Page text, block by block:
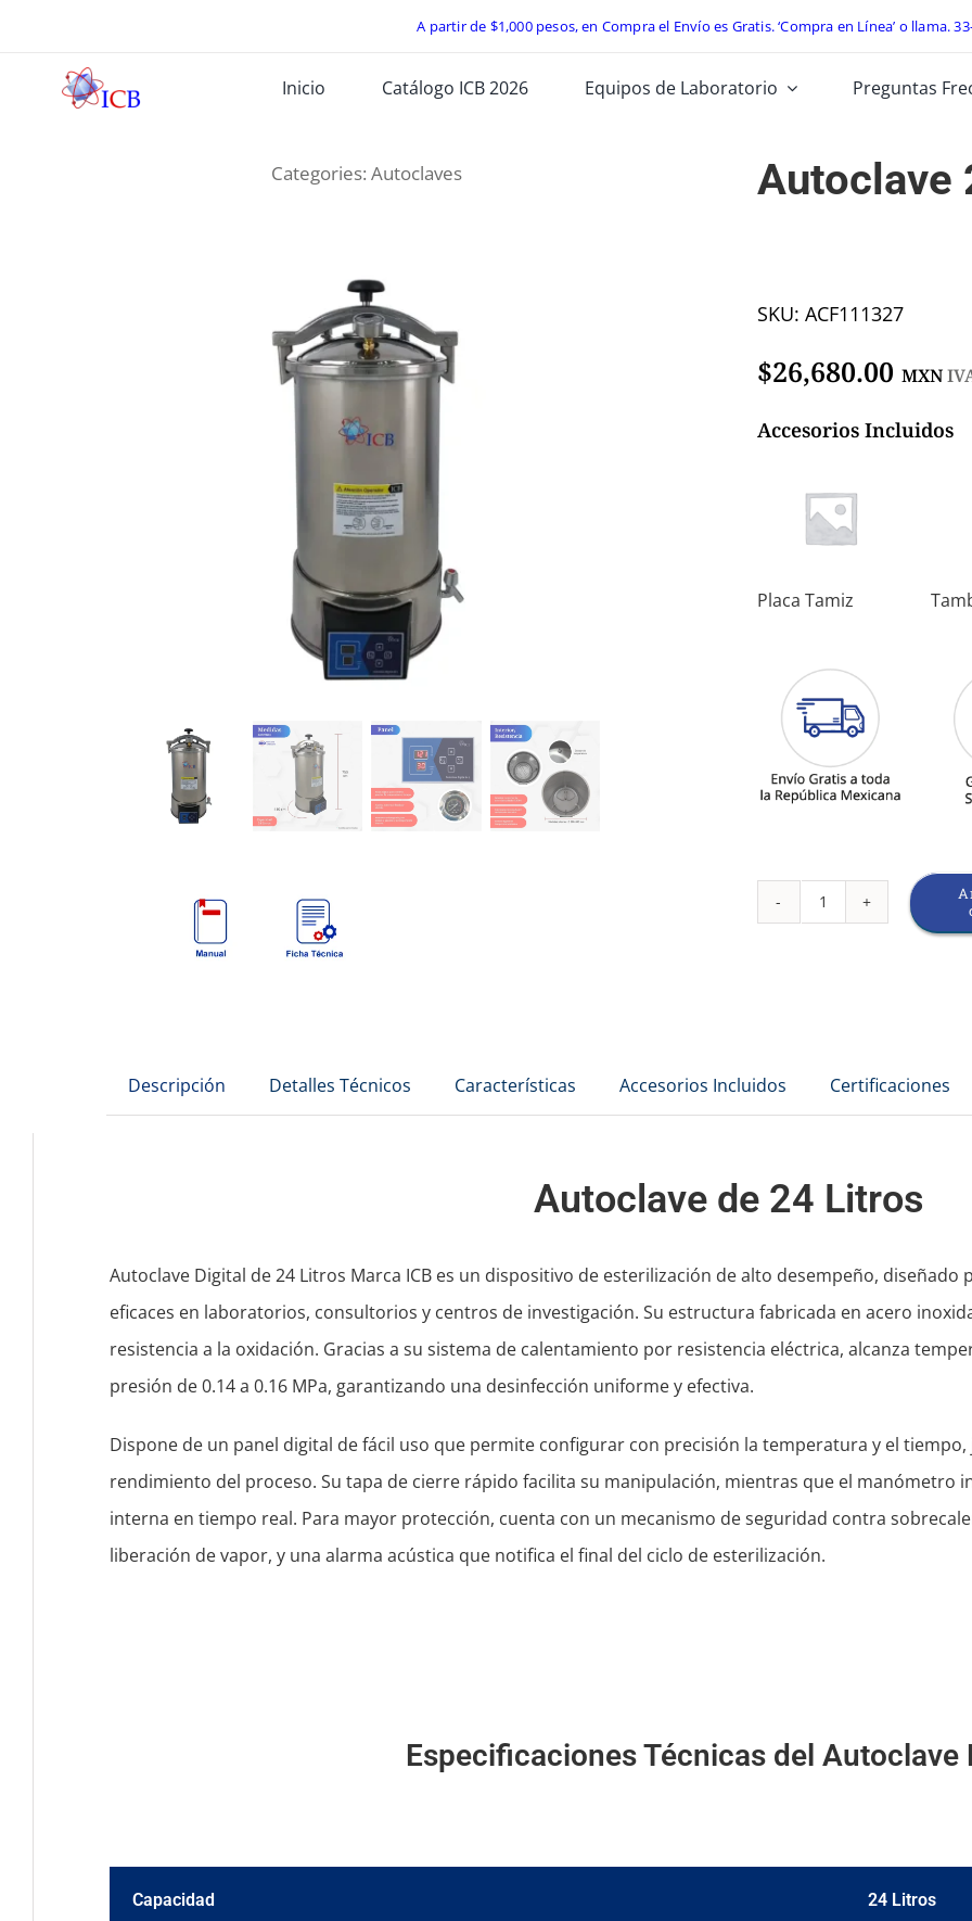
content
A partir de $1,000 pesos, en Compra el Envío es Gratis. ‘Compra en Línea’ o llama.
Inicio Catálogo ICB 2026 Equipos de Laboratorio Preguntas
Categories:Autoclaves Autoclave
SKU: ACF111327
$26,680.00 MXN
Accesorios Incluidos
Placa Tamiz
Autoclave
Descripción Detalles Técnicos Características Accesorios Incluidos Certificaciones
Autoclave de 24 Litros
Autoclave Digital de 24 Litros Marca ICB es un dispositivo de esterilización de alto desempeño,
eficaces en laboratorios, consultorios y centros de investigación. Su estructura fabricada en acero
resistencia a la oxidación. Gracias a su sistema de calentamiento por resistencia eléctrica, alcanza
presión de 0.14 a 0.16 MPa, garantizando una desinfección uniforme y efectiva.
Dispone de un panel digital de fácil uso que permite configurar con precisión la temperatura y el
rendimiento del proceso. Su tapa de cierre rápido facilita su manipulación, mientras que el manómetro
interna en tiempo real. Para mayor protección, cuenta con un mecanismo de seguridad contra
liberación de vapor, y una alarma acústica que notifica el final del ciclo de esterilización.
Especificaciones Técnicas del Autoclave
Capacidad 24 Litros